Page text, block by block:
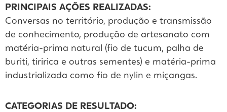
PRINCIPAIS AÇÕES REALIZADAS:
Conversas no território, produção e transmissão
de conhecimento, produção de artesanato com
matéria-prima natural (fio de tucum, palha de
buriti, tiririca e outras sementes) e matéria-prima
industrializada como fio de nylin e miçangas.
CATEGORIAS DE RESULTADO: